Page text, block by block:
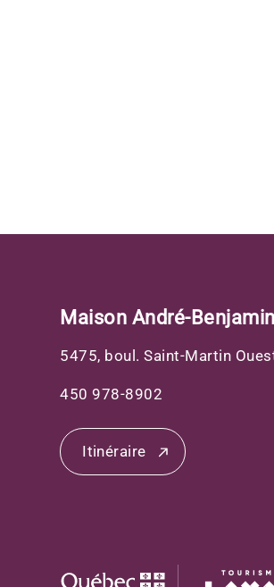
Maison André-
5475, boul. Saint-Martin
450 978-8902
Itinéraire